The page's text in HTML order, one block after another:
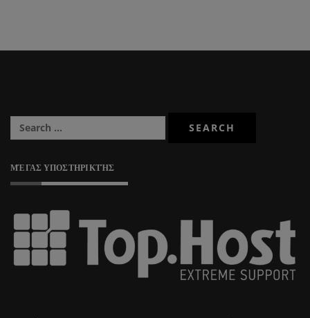
ΜΈΓΑΣ ΥΠΟΣΤΗΡΙΚΤΉΣ